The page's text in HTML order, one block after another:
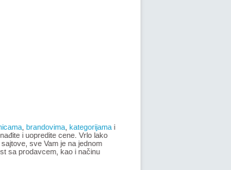
brandovima kategorijama i
i uopredite cene. Vrlo lako
sve Vam je na jednom
sa prodavcem, kao i načinu